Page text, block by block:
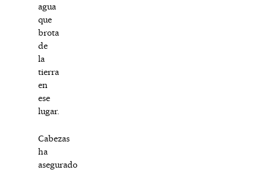
agua
que
brota
de
la
tierra
en
ese
lugar.
Cabezas
ha
asegurado